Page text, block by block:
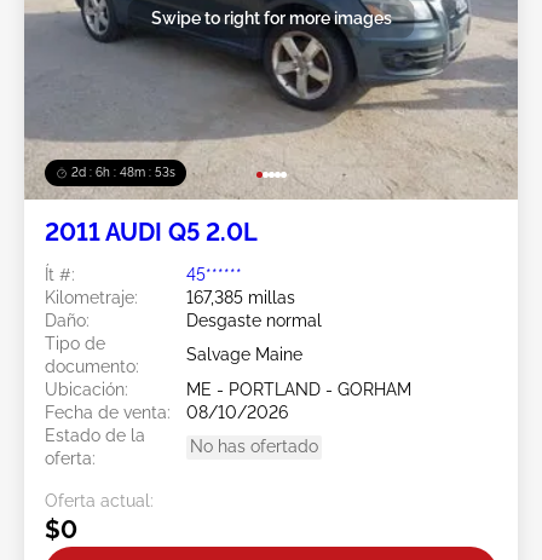
2d : 6h : 48m : 51s
Swipe to right for more images
2011 AUDI Q5 2.0L
Ít #:
45******
Kilometraje:
167,385 millas
Daño:
Desgaste normal
Tipo de
documento:
Salvage Maine
Ubicación:
ME - PORTLAND - GORHAM
Fecha de venta:
08/10/2026
Estado de la
oferta:
No has ofertado
Oferta actual:
$0